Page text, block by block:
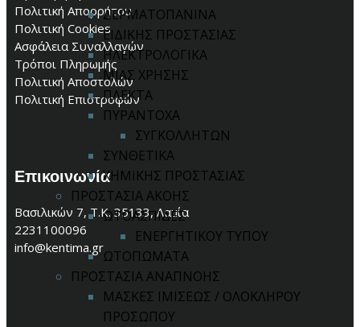
ΔΕΡΜΑΤΟΠΑΝΙΝΑ
ΕΙΔΙΚΗΣ ΠΡΟΣΤΑΣΙΑΣ
ΗΛΕΚΤΡΟΛΟΓΙΚΑ
ΜΙΑΣ ΧΡΗΣΗΣ
ΠΛΕΚΤΑ
ΠΥΡΑΝΤΟΧΑ
ΣΥΓΚΟΛΛΗΤΩΝ
ΣΥΝΘΕΤΙΚΑ
ΧΗΜΙΚΗΣ ΠΡΟΣΤΑΣΙΑΣ
ΠΡΟΣΤΑΣΙΑ ΑΚΟΗΣ
ΩΤΟΑΣΠΙΔΕΣ
ΕΝΕΡΓΗΤΙΚΟΥ ΤΥΠΟΥ
ΩΤΟΠΩΜΑΤΑ
ΠΡΟΣΤΑΣΙΑ ΑΝΑΠΝΟΗΣ
ΜΑΣΚΕΣ ΙΜΙΣΕΩΣ / ΟΛΟΚΛΗΡΟΥ
ΠΡΟΣΩΠΟΥ
Πολιτική Απορρήτου
Πολιτική Cookies
Ασφάλεια Συναλλαγών
Τρόποι Πληρωμής
Πολιτική Αποστολών
Πολιτική Επιστροφών
Επικοινωνία
Βασιλικών 7, Τ.Κ. 35133, Λαμία
2231100096
info@kentima.gr